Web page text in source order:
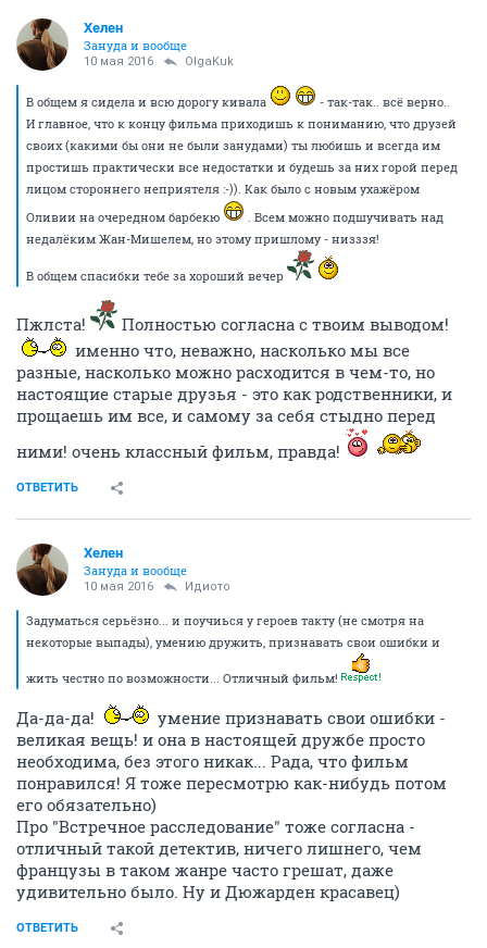
Хелен
Зануда и вообще
10 мая 2016 OlgaKuk
В общем я сидела и всю дорогу кивала
- так-так.. всё верно..
И главное, что к концу фильма приходишь к пониманию, что друзей
своих (какими бы они не были занудами) ты любишь и всегда им
простишь практически все недостатки и будешь за них горой перед
лицом стороннего неприятеля :-)). Как было с новым ухажёром
Оливии на очередном барбекю
. Всем можно подшучивать над
недалёким Жан-Мишелем, но этому пришлому - низззя!
В общем спасибки тебе за хороший вечер
Пжлста!
Полностью согласна с твоим выводом!
именно что, неважно, насколько мы все
разные, насколько можно расходится в чем-то, но
настоящие старые друзья - это как родственники, и
прощаешь им все, и самому за себя стыдно перед
ними! очень классный фильм, правда!
ОТВЕТИТЬ
Хелен
Зануда и вообще
10 мая 2016 Идиото
Задуматься серьёзно... и поучиься у героев такту (не смотря на
некоторые выпады), умению дружить, признавать свои ошибки и
жить честно по возможности... Отличный фильм!
Да-да-да!
умение признавать свои ошибки -
великая вещь! и она в настоящей дружбе просто
необходима, без этого никак... Рада, что фильм
понравился! Я тоже пересмотрю как-нибудь потом
его обязательно)
Про "Встречное расследование" тоже согласна -
отличный такой детектив, ничего лишнего, чем
французы в таком жанре часто грешат, даже
удивительно было. Ну и Дюжарден красавец)
ОТВЕТИТЬ